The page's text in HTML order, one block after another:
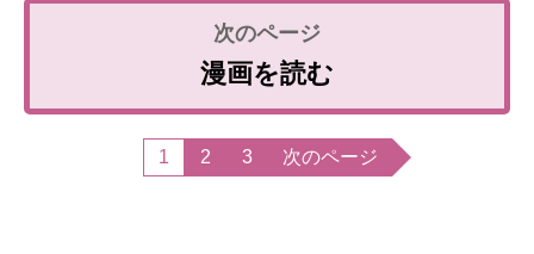
漫画を読む
1 2 3 次のページ